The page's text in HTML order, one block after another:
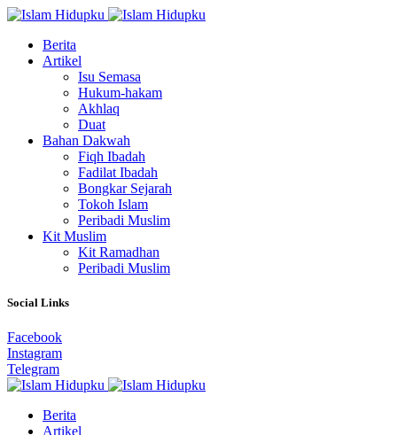
Berita
Artikel
Isu Semasa
Hukum-hakam
Akhlaq
Duat
Bahan Dakwah
Fiqh Ibadah
Fadilat Ibadah
Bongkar Sejarah
Tokoh Islam
Peribadi Muslim
Kit Muslim
Kit Ramadhan
Peribadi Muslim
Social Links
Facebook
Instagram
Telegram
Berita
Artikel